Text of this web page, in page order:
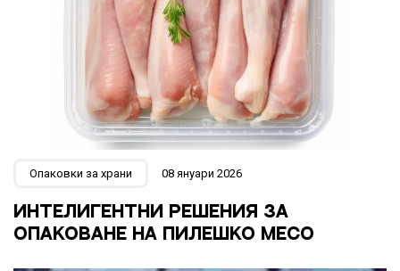
Опаковки за храни 08 януари 2026
ИНТЕЛИГЕНТНИ РЕШЕНИЯ ЗА
ОПАКОВАНЕ НА ПИЛЕШКО МЕСО